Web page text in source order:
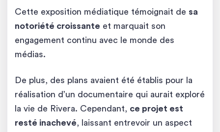
Cette exposition médiatique témoignait de sa
notoriété croissante et marquait son
engagement continu avec le monde des
médias.
De plus, des plans avaient été établis pour la
réalisation d’un documentaire qui aurait exploré
la vie de Rivera. Cependant, ce projet est
resté inachevé, laissant entrevoir un aspect